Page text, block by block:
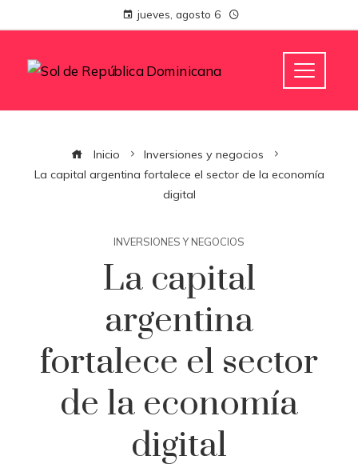
jueves, agosto 6
Inicio
Inversiones y negocios
La capital argentina fortalece el sector de la economía
digital
INVERSIONES Y NEGOCIOS
La capital
argentina
fortalece el sector
de la economía
digital